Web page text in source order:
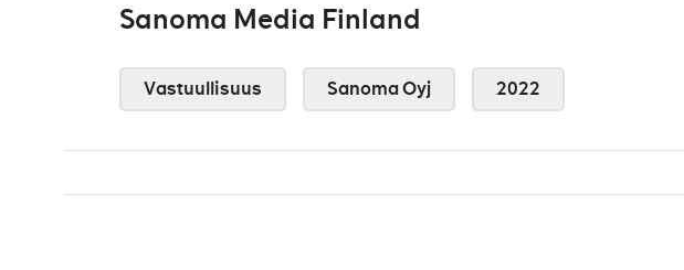
Sanoma Media Finland
Vastuullisuus Sanoma Oyj 2022